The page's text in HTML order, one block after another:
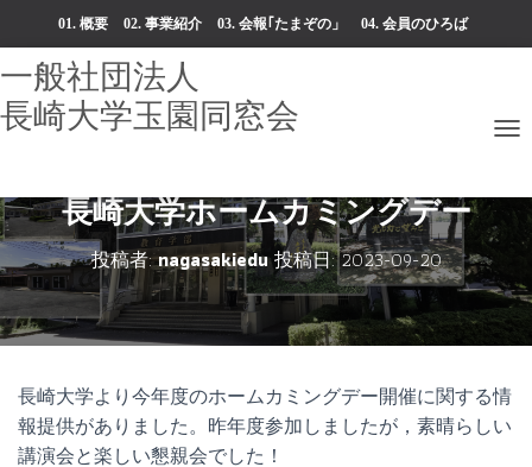
01. 概要 02. 事業紹介 03. 会報｢たまぞの」 04. 会員のひろば
05. 入会案内・お問い合わせ
ン
を
り
え
長崎大学ホームカミングデー
投稿者:nagasakiedu投稿日:2023-09-20
長崎大学より今年度のホームカミングデー開催に関する情
報提供がありました。昨年度参加しましたが，素晴らしい
講演会と楽しい懇親会でした！